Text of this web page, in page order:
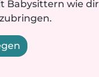
Babysittern wie dir